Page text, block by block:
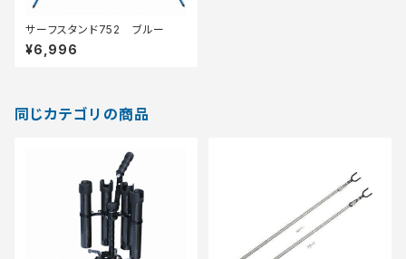
サーフスタンド752 ブルー
¥6,996
同じカテゴリの商品